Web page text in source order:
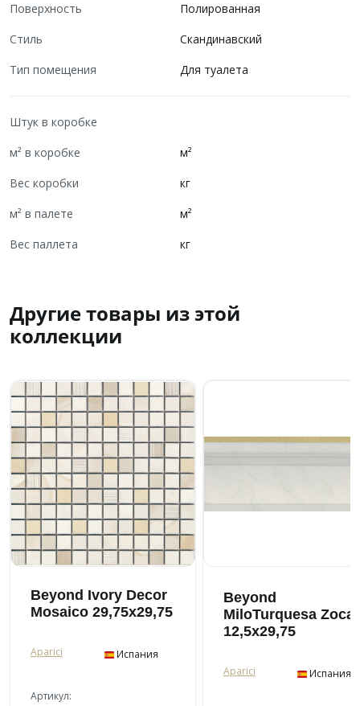
Поверхность
Полированная
Стиль
Скандинавский
Тип помещения
Для туалета
Штук в коробке
м² в коробке
м²
Вес коробки
кг
м² в палете
м²
Вес паллета
кг
Другие товары из этой
коллекции
Beyond Ivory Decor
Mosaico 29,75x29,75
Aparici Испания
Артикул:
Beyond
MiloTurquesa
12,5x29,75
Aparici Испания